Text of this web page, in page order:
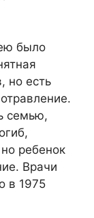
было
но есть
семью,
ребенок
Врачи
в 1975